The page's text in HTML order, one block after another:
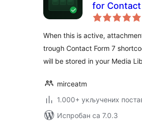
for Contact
When this is active,
trough Contact Form 7
will be stored in your Media
mirceatm
1.000+ укључених
Испробан са 7.0.3